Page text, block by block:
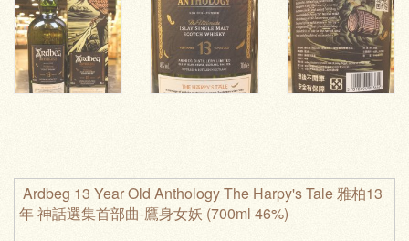
Ardbeg 13 Year Old Anthology The Harpy's Tale 雅柏13
年 神話選集首部曲-鷹身女妖 (700ml 46%)